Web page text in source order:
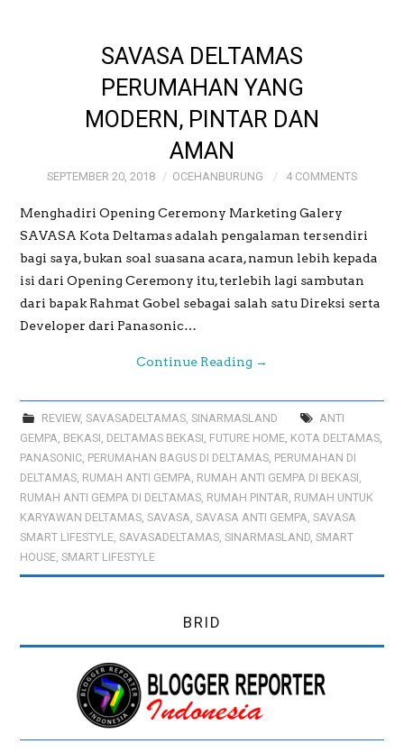
SAVASA DELTAMAS
PERUMAHAN YANG
MODERN, PINTAR DAN
AMAN
SEPTEMBER 20, 2018 OCEHANBURUNG 4 COMMENTS
Menghadiri Opening Ceremony Marketing Galery
SAVASA Kota Deltamas adalah pengalaman tersendiri
bagi saya, bukan soal suasana acara, namun lebih kepada
isi dari Opening Ceremony itu, terlebih lagi sambutan
dari bapak Rahmat Gobel sebagai salah satu Direksi serta
Developer dari Panasonic…
Continue Reading →
REVIEW, SAVASADELTAMAS, SINARMASLAND
ANTI
GEMPA, BEKASI, DELTAMAS BEKASI, FUTURE HOME, KOTA DELTAMAS,
PANASONIC, PERUMAHAN BAGUS DI DELTAMAS, PERUMAHAN DI
DELTAMAS, RUMAH ANTI GEMPA, RUMAH ANTI GEMPA DI BEKASI,
RUMAH ANTI GEMPA DI DELTAMAS, RUMAH PINTAR, RUMAH UNTUK
KARYAWAN DELTAMAS,SAVASA,SAVASA ANTI GEMPA,SAVASA
SMART LIFESTYLE,SAVASADELTAMAS,SINARMASLAND,SMART
HOUSE,SMART LIFESTYLE
BRID